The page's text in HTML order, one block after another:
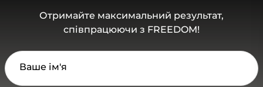
Отримайте максимальний результат,
співпрацюючи з FREEDOM!
Ваше ім'я